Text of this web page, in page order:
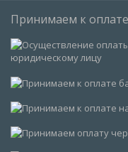
Принимаем к оплате